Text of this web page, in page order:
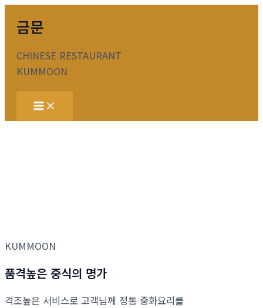
기
금문
CHINESE RESTAURANT
KUMMOON
Main
Menu
KUMMOON
품격높은 중식의 명가
격조높은 서비스로 고객님께 정통 중화요리를